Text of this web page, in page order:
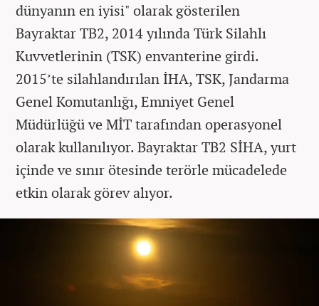
dünyanın en iyisi" olarak gösterilen
Bayraktar TB2, 2014 yılında Türk Silahlı
Kuvvetlerinin (TSK) envanterine girdi.
2015’te silahlandırılan İHA, TSK, Jandarma
Genel Komutanlığı, Emniyet Genel
Müdürlüğü ve MİT tarafından operasyonel
olarak kullanılıyor. Bayraktar TB2 SİHA, yurt
içinde ve sınır ötesinde terörle mücadelede
etkin olarak görev alıyor.